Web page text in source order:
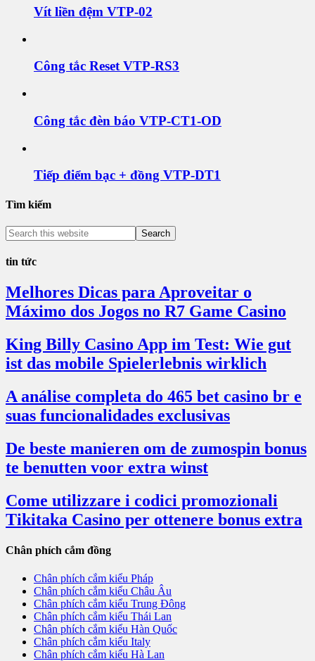
Vít liền đệm VTP-02
Công tắc Reset VTP-RS3
Công tắc đèn báo VTP-CT1-OD
Tiếp điểm bạc + đồng VTP-DT1
Tìm kiếm
tin tức
Melhores Dicas para Aproveitar o
Máximo dos Jogos no R7 Game Casino
King Billy Casino App im Test: Wie gut
ist das mobile Spielerlebnis wirklich
A análise completa do 465 bet casino br e
suas funcionalidades exclusivas
De beste manieren om de zumospin bonus
te benutten voor extra winst
Come utilizzare i codici promozionali
Tikitaka Casino per ottenere bonus extra
Chân phích cắm đồng
Chân phích cắm kiểu Pháp
Chân phích cắm kiểu Châu Âu
Chân phích cắm kiểu Trung Đông
Chân phích cắm kiểu Thái Lan
Chân phích cắm kiểu Hàn Quốc
Chân phích cắm kiểu Italy
Chân phích cắm kiểu Hà Lan